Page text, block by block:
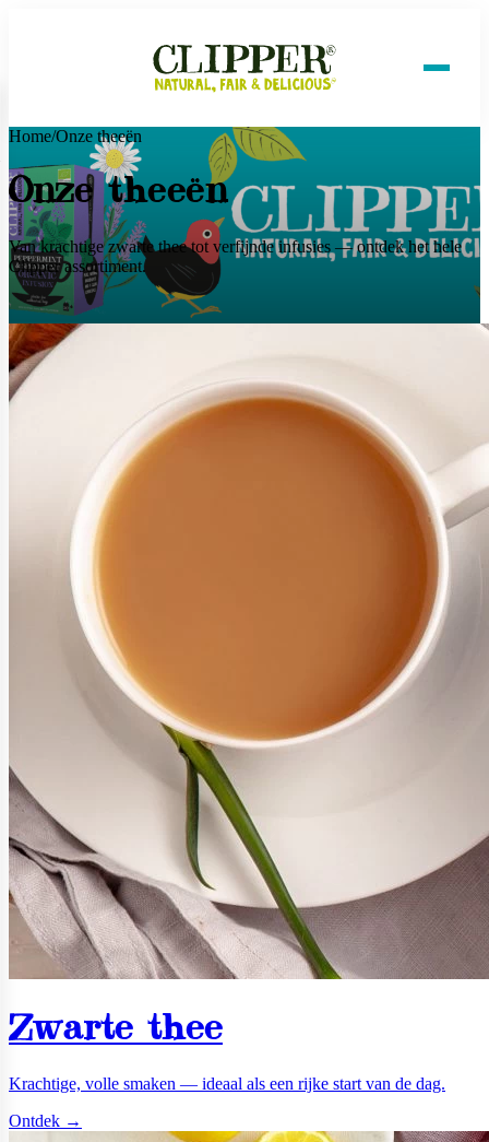
Home/Onze theeën
Onze theeën
Van krachtige zwarte thee tot verfijnde infusies — ontdek het hele
Clipper assortiment.
Zwarte thee
Krachtige, volle smaken — ideaal als een rijke start van de dag.
Ontdek →